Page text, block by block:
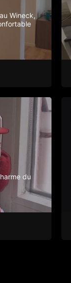
Wineck,
du